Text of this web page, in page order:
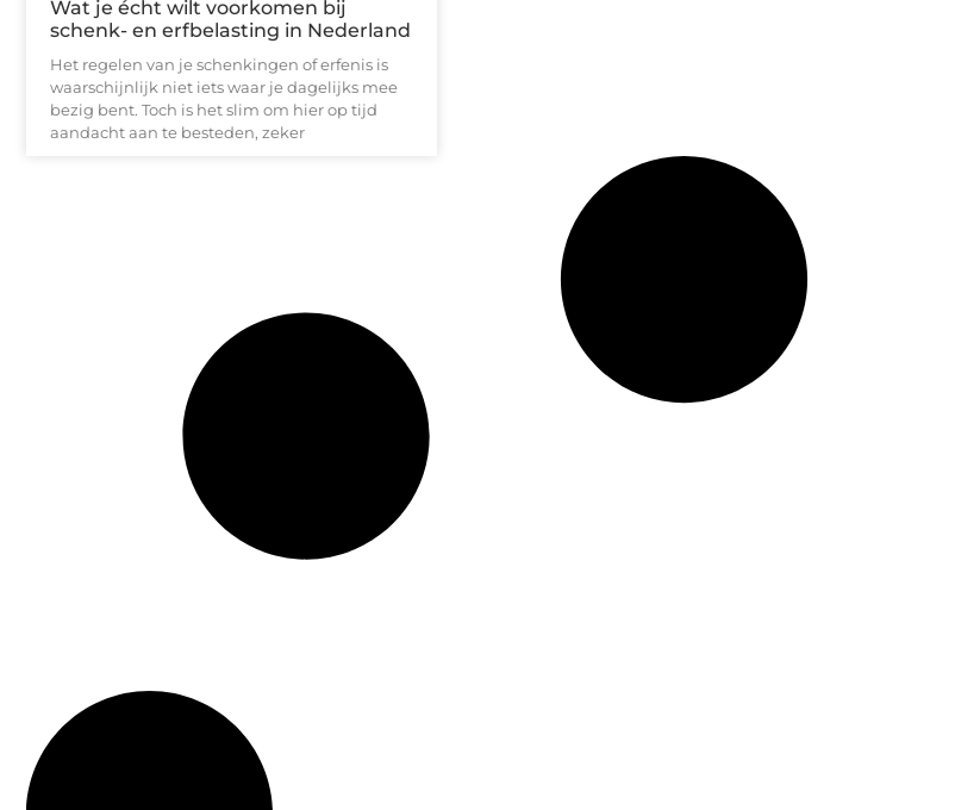
Wat je écht wilt voorkomen bij
schenk- en erfbelasting in Nederland
Het regelen van je schenkingen of erfenis is
waarschijnlijk niet iets waar je dagelijks mee
bezig bent. Toch is het slim om hier op tijd
aandacht aan te besteden, zeker